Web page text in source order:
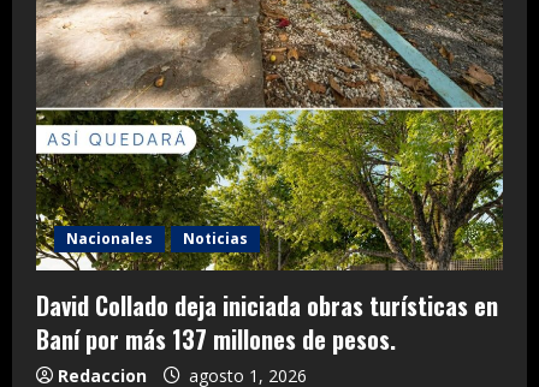
Nacionales Noticias
David Collado deja iniciada obras turísticas en
Baní por más 137 millones de pesos.
Redaccion agosto 1, 2026